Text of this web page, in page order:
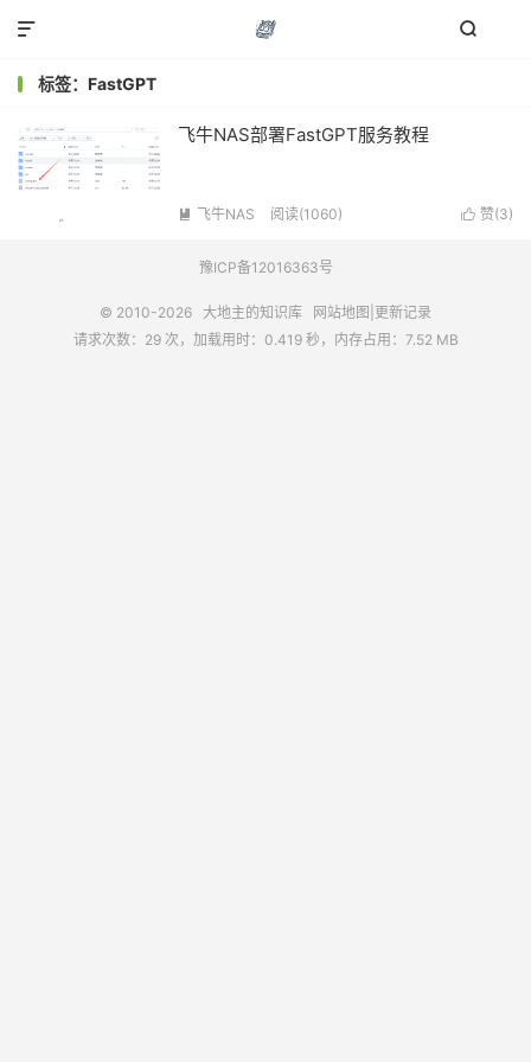


标签：FastGPT
飞牛NAS部署FastGPT服务教程
 赞(3)
 飞牛NAS 阅读(1060)
豫ICP备12016363号
© 2010-2026 大地主的知识库 网站地图 更新记录
请求次数：29 次，加载用时：0.419 秒，内存占用：7.52 MB